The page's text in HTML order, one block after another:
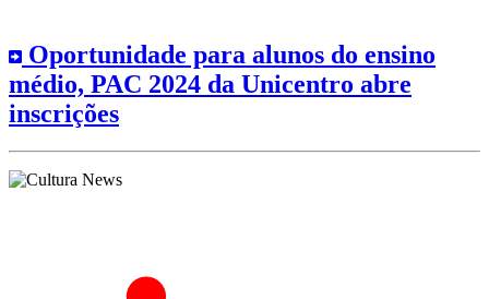
Oportunidade para alunos do ensino
médio, PAC 2024 da Unicentro abre
inscrições